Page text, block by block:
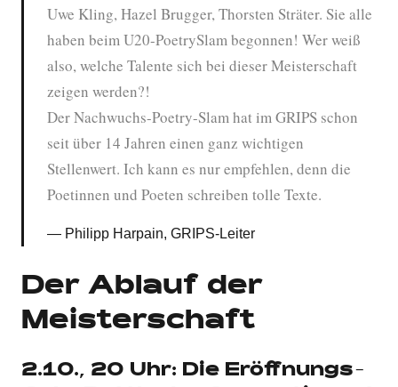
Uwe Kling, Hazel Brugger, Thorsten Sträter. Sie alle
haben beim U20-PoetrySlam begonnen! Wer weiß
also, welche Talente sich bei dieser Meisterschaft
zeigen werden?!
Der Nachwuchs-Poetry-Slam hat im GRIPS schon
seit über 14 Jahren einen ganz wichtigen
Stellenwert. Ich kann es nur empfehlen, denn die
Poetinnen und Poeten schreiben tolle Texte.
Philipp Harpain, GRIPS-Leiter
Der Ablauf der
Meisterschaft
2.10., 20 Uhr: Die Eröffnungs-